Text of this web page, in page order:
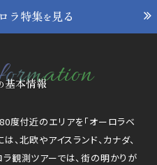
ラ特集を 見る
基本情報
度付近のエリアを「オーロラベ
、北欧やアイスランド、カナダ、
ラ観測ツアーでは、街の明かりが